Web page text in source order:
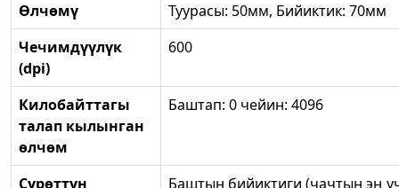
Өлчөмү
Туурасы: 50мм, Бийиктик: 70мм
Чечимдүүлүк
(dpi)
600
Килобайттагы
талап кылынган
өлчөм
Баштап: 0 чейин: 4096
Сүрөттүн
Баштын бийиктиги (чачтын эң